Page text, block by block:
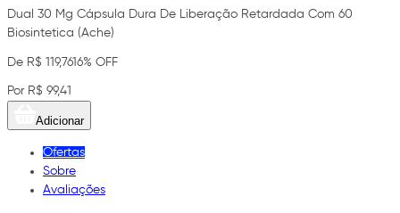
Dual 30 Mg Cápsula Dura De Liberação Retardada Com 60
Biosintetica (Ache)
De R$ 119,7616% OFF
Por R$ 99,41
Adicionar
Ofertas
Sobre
Avaliações